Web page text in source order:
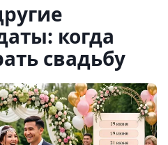
когда
свадьбу